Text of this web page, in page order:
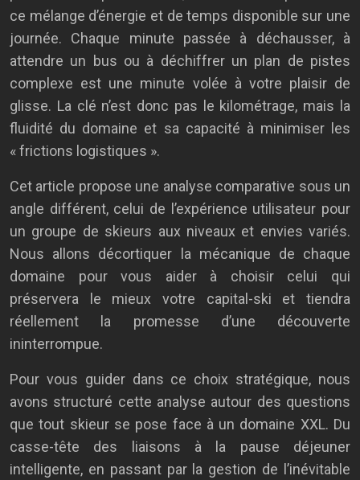
ce mélange d’énergie et de temps disponible sur une
journée. Chaque minute passée à déchausser, à
attendre un bus ou à déchiffrer un plan de pistes
complexe est une minute volée à votre plaisir de
glisse. La clé n’est donc pas le kilométrage, mais la
fluidité du domaine et sa capacité à minimiser les
« frictions logistiques ».
Cet article propose une analyse comparative sous un
angle différent, celui de l’expérience utilisateur pour
un groupe de skieurs aux niveaux et envies variés.
Nous allons décortiquer la mécanique de chaque
domaine pour vous aider à choisir celui qui
préservera le mieux votre capital-ski et tiendra
réellement la promesse d’une découverte
ininterrompue.
Pour vous guider dans ce choix stratégique, nous
avons structuré cette analyse autour des questions
que tout skieur se pose face à un domaine XXL. Du
casse-tête des liaisons à la pause déjeuner
intelligente, en passant par la gestion de l’inévitable